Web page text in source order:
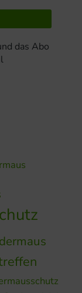
das Abo